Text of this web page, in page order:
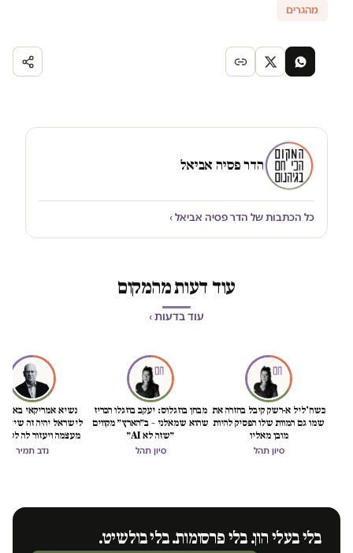
מהגרים
הדר פסיה אביאל
כל הכתבות של הדר פסיה אביאל ›
עוד דעות מהמקום
עוד בדעות ›
כשח'ליל א-רשק קיבל בחזרה את
שמו גם המוות שלו הפסיק להיות
מובן מאליו
סיון תהל
מבחן בוזגלוס: יעקב בוזגלו הכריז
שהוא שמאלני – ב״הארץ״ מקווים
״שזה לא AI״
סיון תהל
נשיא אמריקאי באמת
לישראל יהיה זה
מעצמה ויעזור לה
הכיבוש
נדב תמיר
בלי בעלי הון. בלי פרסומות. בלי בולשיט.